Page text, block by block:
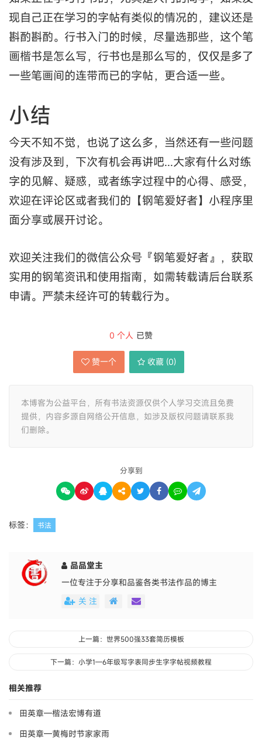
现自己正在学习的字帖有类似的情况的，建议还是
斟酌斟酌。行书入门的时候，尽量选那些，这个笔
画楷书是怎么写，行书也是那么写的，仅仅是多了
一些笔画间的连带而已的字帖，更合适一些。
小结
今天不知不觉，也说了这么多，当然还有一些问题
没有涉及到，下次有机会再讲吧...大家有什么对练
字的见解、疑惑，或者练字过程中的心得、感受，
欢迎在评论区或者我们的【钢笔爱好者】小程序里
面分享或展开讨论。
欢迎关注我们的微信公众号『钢笔爱好者』，获取
实用的钢笔资讯和使用指南，如需转载请后台联系
申请。严禁未经许可的转载行为。
0 个人 已赞
赞一个 收藏 (0)
本博客为公益平台，所有书法资源仅供个人学习交流且免费
提供，内容多源自网络公开信息，如涉及版权问题请联系我
们删除。
分享到
标签： 书法
品品堂主
一位专注于分享和品鉴各类书法作品的博主
关 注
上一篇：世界500强33套简历模板
下一篇：小学1—6年级写字表同步生字字帖视频教程
相关推荐
田英章—楷法宏博有道
田英章—黄梅时节家家雨